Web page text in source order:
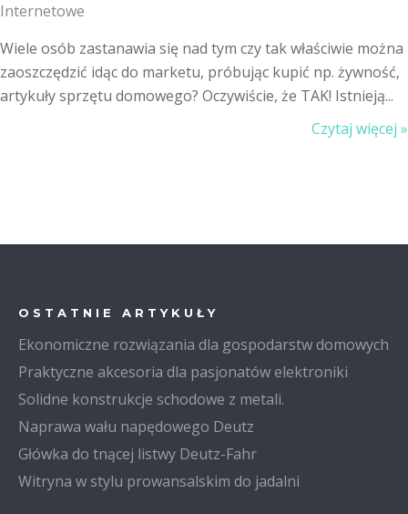
Internetowe
Wiele osób zastanawia się nad tym czy tak właściwie można
zaoszczędzić idąc do marketu, próbując kupić np. żywność,
artykuły sprzętu domowego? Oczywiście, że TAK! Istnieją...
Czytaj więcej »
OSTATNIE ARTYKUŁY
Ekonomiczne rozwiązania dla gospodarstw domowych
Praktyczne akcesoria dla pasjonatów elektroniki
Solidne konstrukcje schodowe z metali.
Naprawa wału napędowego Deutz
Główka do tnącej listwy Deutz-Fahr
Witryna w stylu prowansalskim do jadalni